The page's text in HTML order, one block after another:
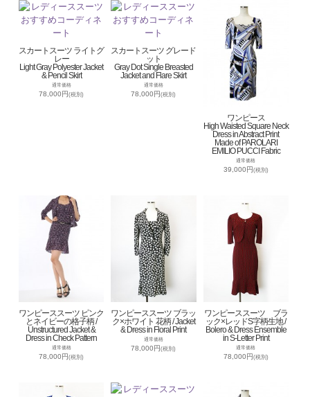
スカートスーツ ライトグ
レー
Light Gray Polyester Jacket
& Pencil Skirt
通常価格
78,000円(税別)
スカートスーツ グレード
ット
Gray Dot Single Breasted
Jacket and Flare Skirt
通常価格
78,000円(税別)
ワンピース
High Waisted Square Neck
Dress in Abstract Print
Made of PAROLARI
EMILIO PUCCI Fabric
通常価格
39,000円(税別)
ワンピーススーツ ピンク
とネイビーの格子柄 /
Unstructured Jacket &
Dress in Check Pattern
通常価格
78,000円(税別)
ワンピーススーツ ブラッ
ク×ホワイト 花柄 / Jacket
& Dress in Floral Print
通常価格
78,000円(税別)
ワンピーススーツ ブラ
ック×レッドS字柄生地 /
Bolero & Dress Ensemble
in S-Letter Print
通常価格
78,000円(税別)